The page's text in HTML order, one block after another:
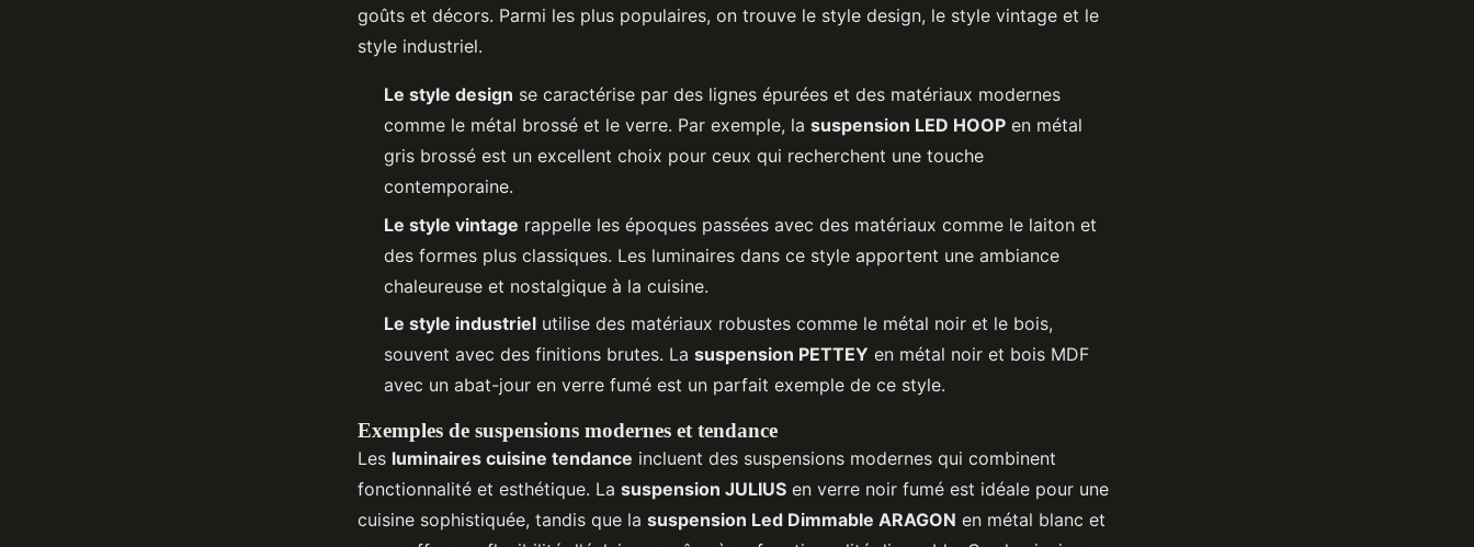
goûts et décors. Parmi les plus populaires, on trouve le style design, le style vintage et le
style industriel.
Le style design se caractérise par des lignes épurées et des matériaux modernes
comme le métal brossé et le verre. Par exemple, la suspension LED HOOP en métal
gris brossé est un excellent choix pour ceux qui recherchent une touche
contemporaine.
Le style vintage rappelle les époques passées avec des matériaux comme le laiton et
des formes plus classiques. Les luminaires dans ce style apportent une ambiance
chaleureuse et nostalgique à la cuisine.
Le style industriel utilise des matériaux robustes comme le métal noir et le bois,
souvent avec des finitions brutes. La suspension PETTEY en métal noir et bois MDF
avec un abat-jour en verre fumé est un parfait exemple de ce style.
Exemples de suspensions modernes et tendance
Les luminaires cuisine tendance incluent des suspensions modernes qui combinent
fonctionnalité et esthétique. La suspension JULIUS en verre noir fumé est idéale pour une
cuisine sophistiquée, tandis que la suspension Led Dimmable ARAGON en métal blanc et